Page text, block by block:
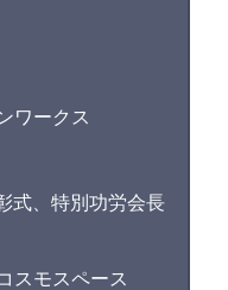
ワークス
式、特別功労会長
スモスペース